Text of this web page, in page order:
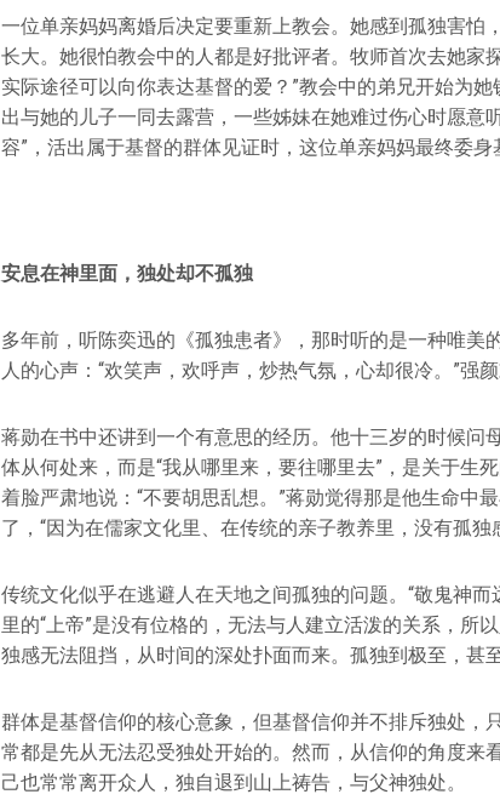
一位单亲妈妈离婚后决定要重新上教会。她感到孤独害怕
长大。她很怕教会中的人都是好批评者。牧师首次去她家
实际途径可以向你表达基督的爱？”教会中的弟兄开始为
出与她的儿子一同去露营，一些姊妹在她难过伤心时愿意
容”，活出属于基督的群体见证时，这位单亲妈妈最终委身
安息在神里面，独处却不孤独
多年前，听陈奕迅的《孤独患者》，那时听的是一种唯美
人的心声：“欢笑声，欢呼声，炒热气氛，心却很冷。”强
蒋勋在书中还讲到一个有意思的经历。他十三岁的时候问
体从何处来，而是“我从哪里来，要往哪里去”，是关于生
着脸严肃地说：“不要胡思乱想。”蒋勋觉得那是他生命中
了，“因为在儒家文化里、在传统的亲子教养里，没有孤独
传统文化似乎在逃避人在天地之间孤独的问题。“敬鬼神而
里的“上帝”是没有位格的，无法与人建立活泼的关系，所
独感无法阻挡，从时间的深处扑面而来。孤独到极至，甚
群体是基督信仰的核心意象，但基督信仰并不排斥独处，
常都是先从无法忍受独处开始的。然而，从信仰的角度来
己也常常离开众人，独自退到山上祷告，与父神独处。